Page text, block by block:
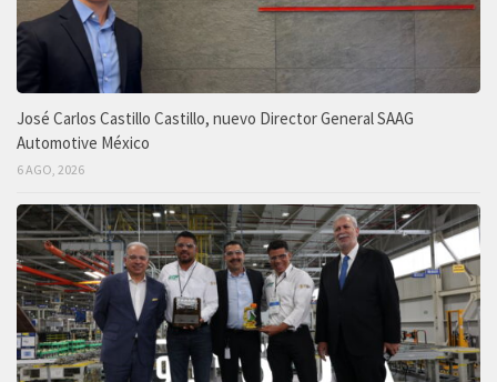
José Carlos Castillo Castillo, nuevo Director General SAAG
Automotive México
6 AGO, 2026